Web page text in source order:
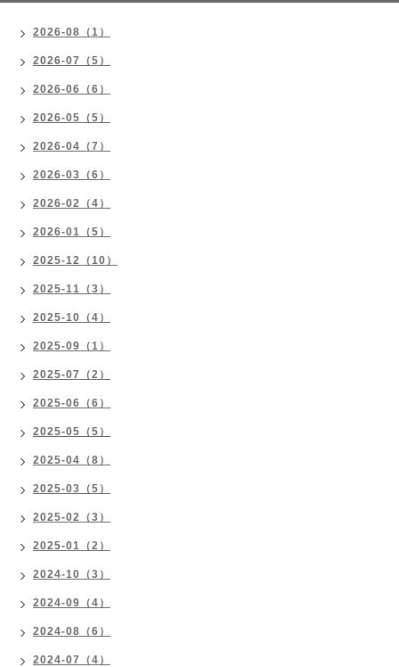
2026-08（1）
2026-07（5）
2026-06（6）
2026-05（5）
2026-04（7）
2026-03（6）
2026-02（4）
2026-01（5）
2025-12（10）
2025-11（3）
2025-10（4）
2025-09（1）
2025-07（2）
2025-06（6）
2025-05（5）
2025-04（8）
2025-03（5）
2025-02（3）
2025-01（2）
2024-10（3）
2024-09（4）
2024-08（6）
2024-07（4）